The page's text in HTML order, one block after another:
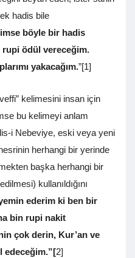
hadis bile
böyle bir hadis
ödül vereceğim.
yakacağım.”[1]
kelimesini insan için
bu kelimeyi anlam
i Nebeviye, eski veya yeni
herhangi bir yerinde
başka herhangi bir
kullanıldığını
ederim ki ben bir
bin rupi nakit
çok derin, Kur’an ve
edeceğim.”[2]